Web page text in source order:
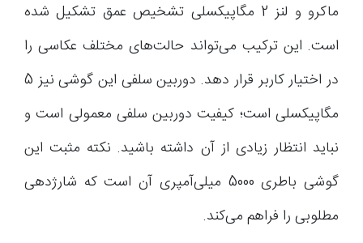
ماکرو و لنز 2 مگاپیکسلی تشخیص عمق تشکیل شده
است. این ترکیب‌ می‌تواند حالت‌های مختلف عکاسی را
در اختیار کاربر قرار دهد. دوربین سلفی این گوشی نیز 5
مگاپیکسلی است؛ کیفیت دوربین سلفی معمولی است و
نباید انتظار زیادی از آن داشته باشید. نکته مثبت این
گوشی باطری 5000 میلی‌آمپری آن است که شارژدهی
مطلوبی را فراهم می‌کند.